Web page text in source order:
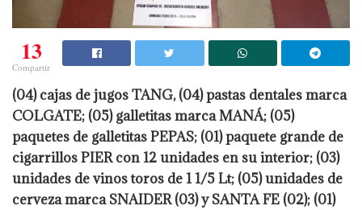
13
Compartir
(04) cajas de jugos TANG, (04) pastas dentales marca
COLGATE; (05) galletitas marca MANÁ; (05)
paquetes de galletitas PEPAS; (01) paquete grande de
cigarrillos PIER con 12 unidades en su interior; (03)
unidades de vinos toros de 1 1/5 Lt; (05) unidades de
cerveza marca SNAIDER (03) y SANTA FE (02); (01)